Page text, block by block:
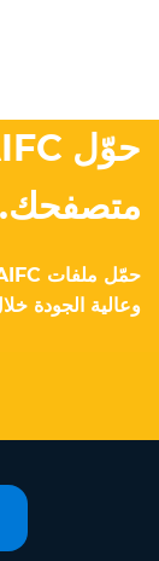
متصفحك.
وعالية الجودة